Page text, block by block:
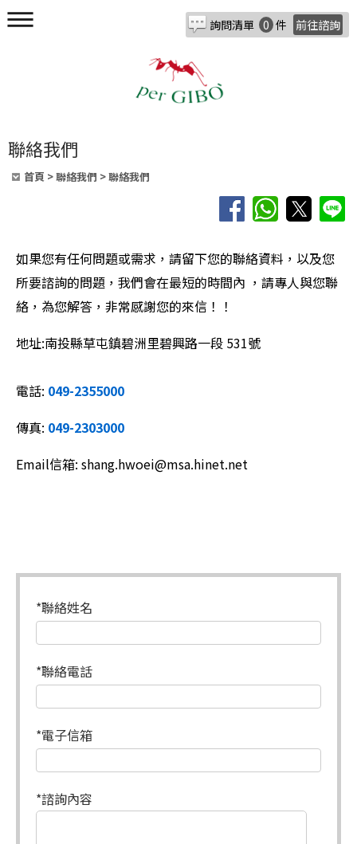
詢問清單 0 件 前往諮詢
聯絡我們
首頁 > 聯絡我們 > 聯絡我們
如果您有任何問題或需求，請留下您的聯絡資料，以及您
所要諮詢的問題，我們會在最短的時間內 ，請專人與您聯
絡，為您解答，非常感謝您的來信！！
地址:南投縣草屯鎮碧洲里碧興路一段 531號
電話: 049-2355000
傳真: 049-2303000
Email信箱: shang.hwoei@msa.hinet.net
*聯絡姓名
*聯絡電話
*電子信箱
*諮詢內容